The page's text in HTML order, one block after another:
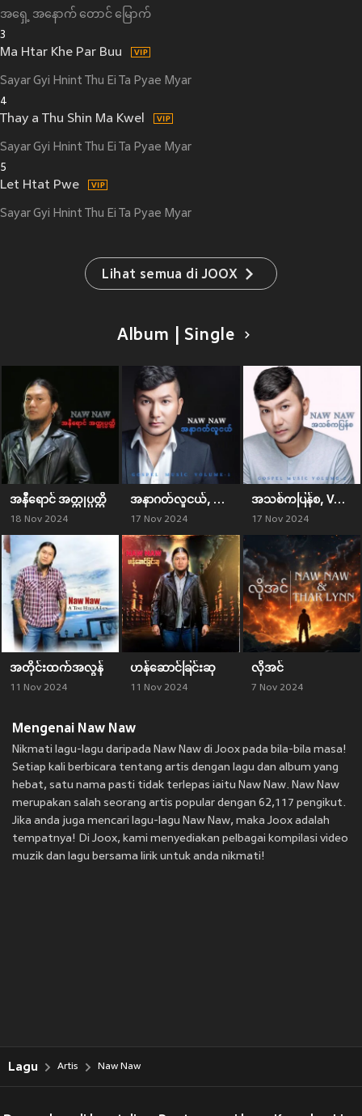
အရှေ့ အနောက် တောင် မြောက်
3
Ma Htar Khe Par Buu
Sayar Gyi Hnint Thu Ei Ta Pyae Myar
4
Thay a Thu Shin Ma Kwel
Sayar Gyi Hnint Thu Ei Ta Pyae Myar
5
Let Htat Pwe
Sayar Gyi Hnint Thu Ei Ta Pyae Myar
Lihat semua di JOOX
Album | Single
အနီရောင် အတ္ထုပ္ပတ္တိ
18 Nov 2024
အနာဂတ်လူငယ်, Vol. 1
17 Nov 2024
အသစ်ကပြန်စ, Vol. 2
17 Nov 2024
အတိုင်းထက်အလွန်
11 Nov 2024
ဟန်ဆောင်ခြင်းဆု
11 Nov 2024
လိုအင်
7 Nov 2024
Mengenai Naw Naw
Nikmati lagu-lagu daripada Naw Naw di Joox pada bila-bila masa!
Setiap kali berbicara tentang artis dengan lagu dan album yang
hebat, satu nama pasti tidak terlepas iaitu Naw Naw. Naw Naw
merupakan salah seorang artis popular dengan 62,117 pengikut.
Jika anda juga mencari lagu-lagu Naw Naw, maka Joox adalah
tempatnya! Di Joox, kami menyediakan pelbagai kompilasi video
muzik dan lagu bersama lirik untuk anda nikmati!
Lagu Artis Naw Naw